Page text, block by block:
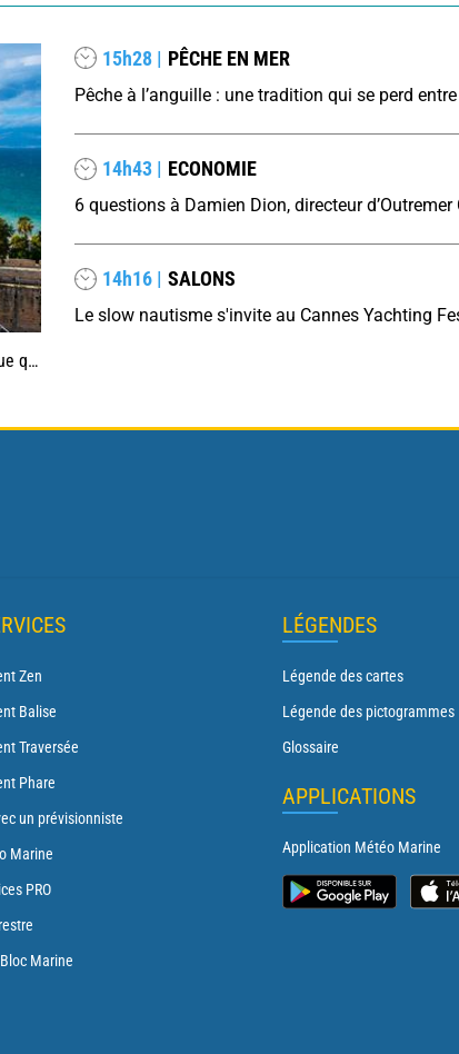
Égée
15h28 | PÊCHE EN MER
14h43 | ECONOMIE
14h16 | SALONS
Zen
Balise
Traversée
Phare
un prévisionniste
Marine
PRO
Marine
LÉGENDES
Légende des cartes
Légende des pictogrammes
Glossaire
APPLICATIONS
Application Météo Marine